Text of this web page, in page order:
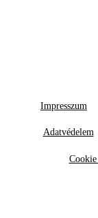
Impresszum
Adatvédelem